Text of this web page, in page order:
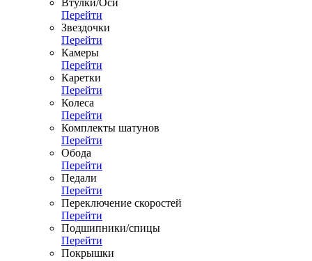
Втулки/Оси
Перейти
Звездочки
Перейти
Камеры
Перейти
Каретки
Перейти
Колеса
Перейти
Комплекты шатунов
Перейти
Обода
Перейти
Педали
Перейти
Переключение скоростей
Перейти
Подшипники/спицы
Перейти
Покрышки